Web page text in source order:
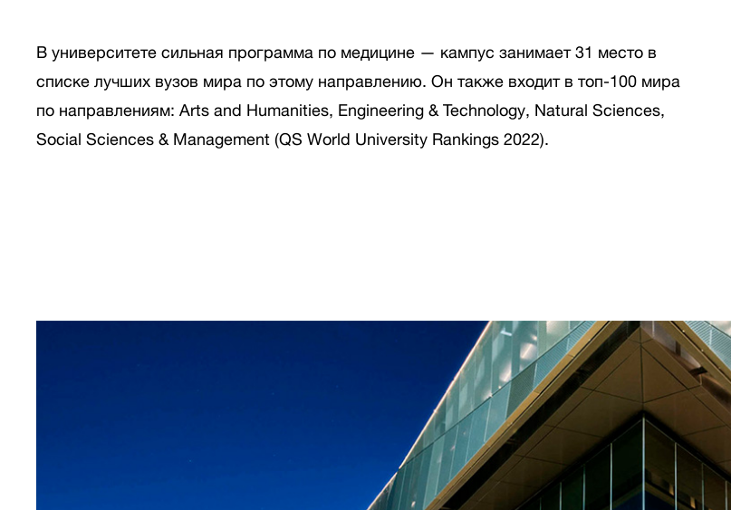
В университете сильная программа по медицине — кампус занимает 31 место в
списке лучших вузов мира по этому направлению. Он также входит в топ-100 мира
по направлениям: Arts and Humanities, Engineering & Technology, Natural Sciences,
Social Sciences & Management (QS World University Rankings 2022).